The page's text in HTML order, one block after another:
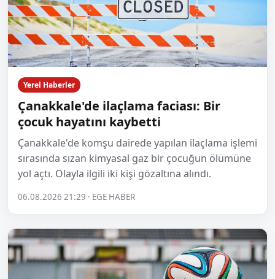
Yerel Haberler
Çanakkale'de ilaçlama faciası: Bir
çocuk hayatını kaybetti
Çanakkale'de komşu dairede yapılan ilaçlama işlemi
sırasında sızan kimyasal gaz bir çocuğun ölümüne
yol açtı. Olayla ilgili iki kişi gözaltına alındı.
06.08.2026 21:29 · EGE HABER